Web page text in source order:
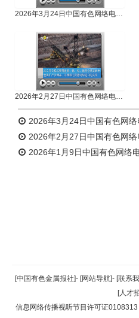
2026年3月24日中国有色网络电视新闻
2026年2月27日中国有色网络电视新闻
2026年3月24日中国有色网络
2026年2月27日中国有色网络
2026年1月9日中国有色网络
返回
返回
[中国有色金属报社]- [网站导航]- [联系
[人才
信息网络传播视听节目许可证0108313